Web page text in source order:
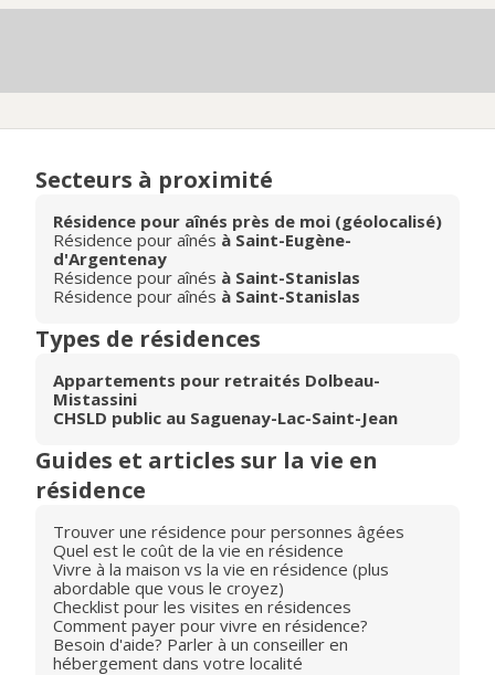
Secteurs à proximité
Résidence pour aînés près de moi (géolocalisé)
Résidence pour aînés à Saint-Eugène-
d'Argentenay
Résidence pour aînés à Saint-Stanislas
Résidence pour aînés à Saint-Stanislas
Types de résidences
Appartements pour retraités Dolbeau-
Mistassini
CHSLD public au Saguenay-Lac-Saint-Jean
Guides et articles sur la vie en
résidence
Trouver une résidence pour personnes âgées
Quel est le coût de la vie en résidence
Vivre à la maison vs la vie en résidence (plus
abordable que vous le croyez)
Checklist pour les visites en résidences
Comment payer pour vivre en résidence?
Besoin d'aide? Parler à un conseiller en
hébergement dans votre localité